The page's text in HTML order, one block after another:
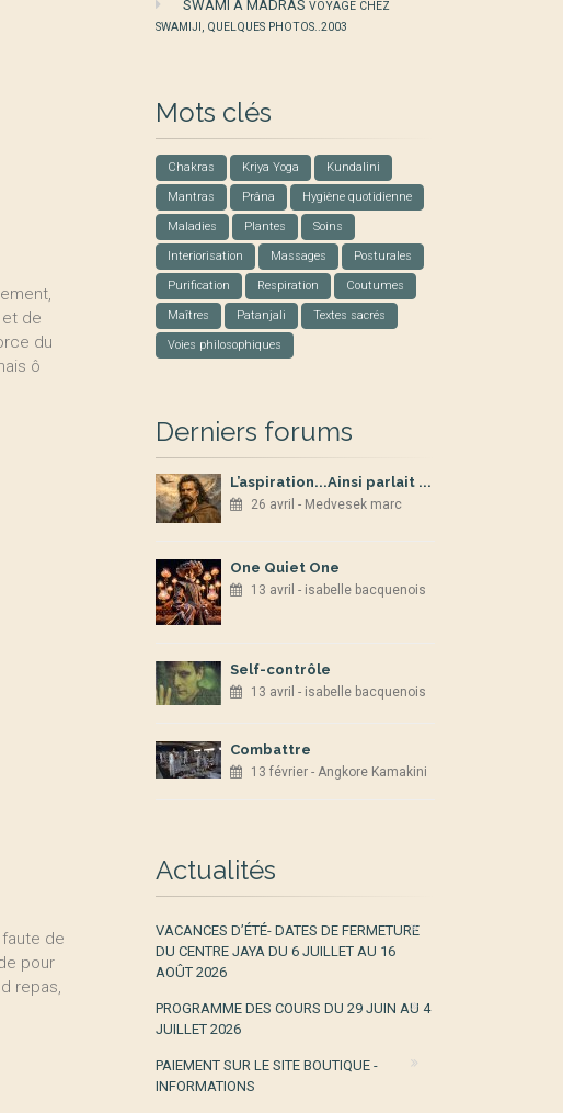
de
du
ô
faute de
pour
repas,
SWAMI À MADRAS VOYAGE CHEZ
SWAMIJI, QUELQUES PHOTOS..2003
Mots clés
Chakras Kriya Yoga Kundalini
Mantras Prâna Hygiène quotidienne
Maladies Plantes Soins
Interiorisation Massages Posturales
Purification Respiration Coutumes
Maîtres Patanjali Textes sacrés
Voies philosophiques
Derniers forums
L’aspiration...Ainsi parlait ...
26 avril - Medvesek marc
One Quiet One
13 avril - isabelle bacquenois
Self-contrôle
13 avril - isabelle bacquenois
Combattre
13 février - Angkore Kamakini
Actualités
VACANCES D’ÉTÉ- DATES DE FERMETURE
DU CENTRE JAYA DU 6 JUILLET AU 16
AOÛT 2026
PROGRAMME DES COURS DU 29 JUIN AU 4
JUILLET 2026
PAIEMENT SUR LE SITE BOUTIQUE -
INFORMATIONS